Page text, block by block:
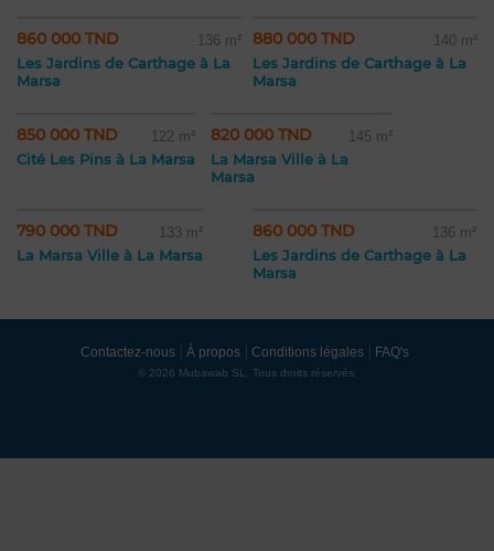
860 000 TND 136 m²
Les Jardins de Carthage à La
Marsa
880 000 TND 140 m²
Les Jardins de Carthage à La
Marsa
850 000 TND 122 m²
Cité Les Pins à La Marsa
820 000 TND 145 m²
La Marsa Ville à La
Marsa
790 000 TND 133 m²
La Marsa Ville à La Marsa
860 000 TND 136 m²
Les Jardins de Carthage à La
Marsa
Contactez-nous À propos Conditions légales FAQ's
© 2026 Mubawab SL. Tous droits réservés.